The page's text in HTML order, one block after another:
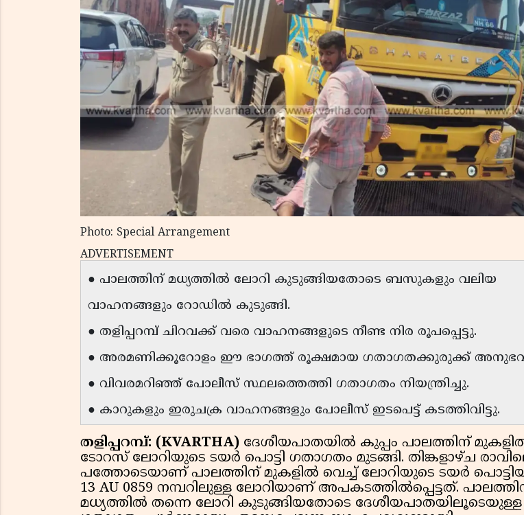
Photo: Special Arrangement
ADVERTISEMENT
● പാലത്തിന് മധ്യത്തിൽ ലോറി കുടുങ്ങിയതോടെ ബസുകളും വലിയ
വാഹനങ്ങളും റോഡിൽ കുടുങ്ങി.
● തളിപ്പറമ്പ് ചിറവക്ക് വരെ വാഹനങ്ങളുടെ നീണ്ട നിര രൂപപ്പെട്ടു.
● അരമണിക്കൂറോളം ഈ ഭാഗത്ത് രൂക്ഷമായ ഗതാഗതക്കുരുക്ക്
● വിവരമറിഞ്ഞ് പോലീസ് സ്ഥലത്തെത്തി ഗതാഗതം നിയന്ത്രിച്ചു.
● കാറുകളും ഇരുചക്ര വാഹനങ്ങളും പോലീസ് ഇടപെട്ട് കടത്തിവിട്ടു.
തളിപ്പറമ്പ്: (KVARTHA) ദേശീയപാതയിൽ കുപ്പം പാലത്തിന്
ടോറസ് ലോറിയുടെ ടയർ പൊട്ടി ഗതാഗതം മുടങ്ങി. തിങ്കളാഴ്ച
പത്തോടെയാണ് പാലത്തിന് മുകളിൽ വെച്ച് ലോറിയുടെ ടയർ
13 AU 0859 നമ്പറിലുള്ള ലോറിയാണ് അപകടത്തിൽപ്പെട്ടത്.
മധ്യത്തിൽ തന്നെ ലോറി കുടുങ്ങിയതോടെ ദേശീയപാതയിലൂടെയുള്ള